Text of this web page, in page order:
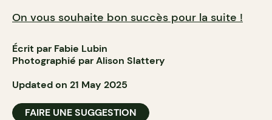
On vous souhaite bon succès pour la suite !
Écrit par Fabie Lubin
Photographié par Alison Slattery
Updated on 21 May 2025
FAIRE UNE SUGGESTION